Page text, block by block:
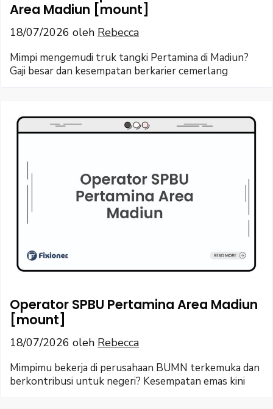
Area Madiun [mount]
18/07/2026 oleh Rebecca
Mimpi mengemudi truk tangki Pertamina di Madiun?
Gaji besar dan kesempatan berkarier cemerlang
Operator SPBU Pertamina Area Madiun
[mount]
18/07/2026 oleh Rebecca
Mimpimu bekerja di perusahaan BUMN terkemuka dan
berkontribusi untuk negeri? Kesempatan emas kini